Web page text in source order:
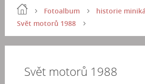
Fotoalbum
historie
Svět motorů 1988
Svět motorů 1988